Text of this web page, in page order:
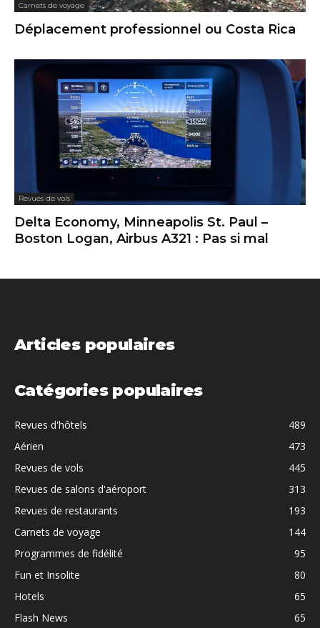
Carnets de voyage
Déplacement professionnel ou Costa Rica
Revues de vols
Delta Economy, Minneapolis St. Paul –
Boston Logan, Airbus A321 : Pas si mal
Articles populaires
Catégories populaires
Revues d'hôtels
489
Aérien
473
Revues de vols
445
Revues de salons d'aéroport
313
Revues de restaurants
193
Carnets de voyage
144
Programmes de fidélité
95
Fun et Insolite
80
Hotels
65
Flash News
65